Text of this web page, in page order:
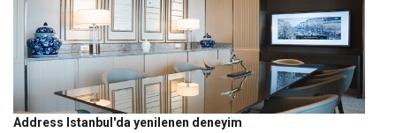
Address Istanbul'da yenilenen deneyim